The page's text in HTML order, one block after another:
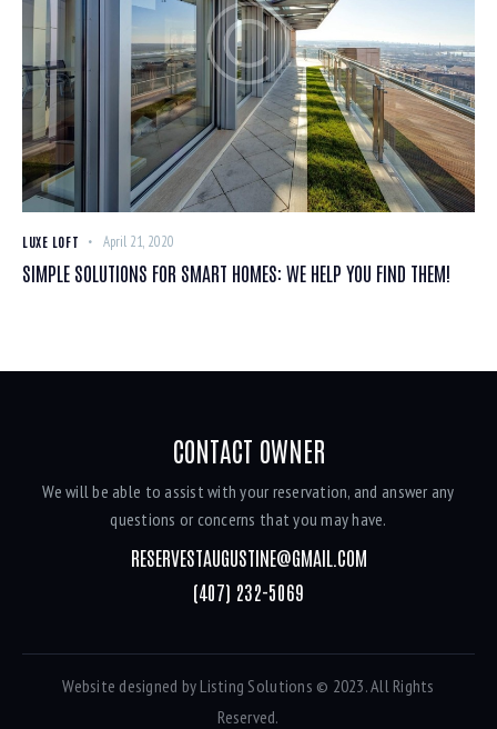
LUXE LOFT April 21, 2020
SIMPLE SOLUTIONS FOR SMART HOMES: WE HELP YOU FIND THEM!
CONTACT OWNER
We will be able to assist with your reservation, and answer any
questions or concerns that you may have.
RESERVESTAUGUSTINE@GMAIL.COM
(407) 232-5069
Website designed by Listing Solutions © 2023. All Rights
Reserved.